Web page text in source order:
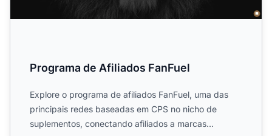
Programa de Afiliados FanFuel
Explore o programa de afiliados FanFuel, uma das
principais redes baseadas em CPS no nicho de
suplementos, conectando afiliados a marcas